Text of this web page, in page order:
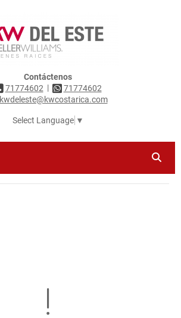
Contáctenos
71774602 |
71774602
kwdeleste@kwcostarica.com
Select Language ▼